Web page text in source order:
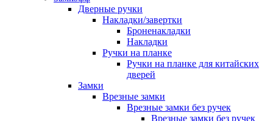
Дверные ручки
Накладки/завертки
Броненакладки
Накладки
Ручки на планке
Ручки на планке для китайских
дверей
Замки
Врезные замки
Врезные замки без ручек
Врезные замки без ручек